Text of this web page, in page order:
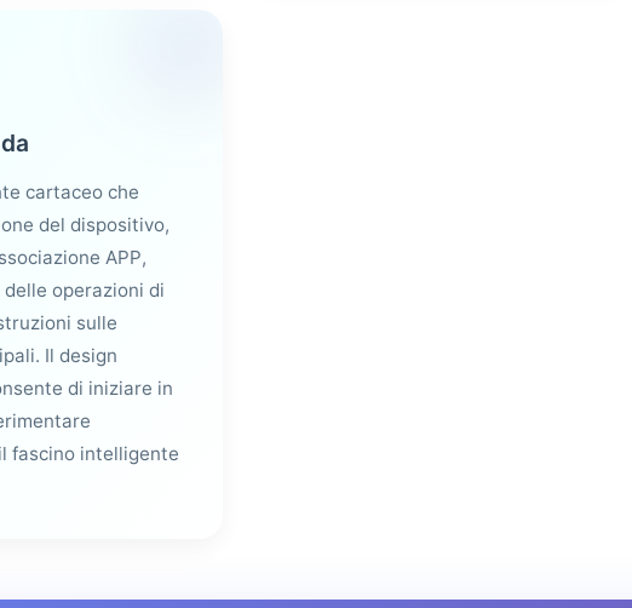
cartaceo che
del dispositivo,
APP,
operazioni di
sulle
Il design
di iniziare in
fascino intelligente